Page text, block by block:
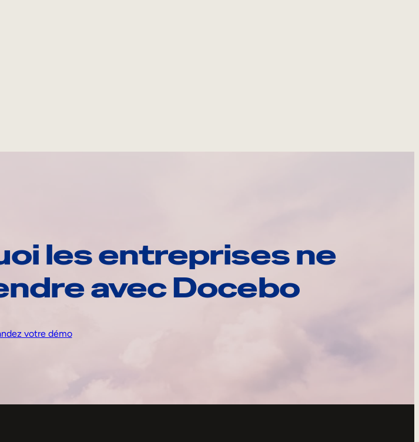
les entreprises ne
avec Docebo
votre démo